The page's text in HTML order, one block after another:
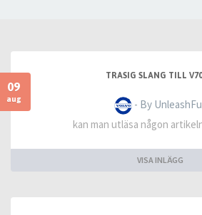
09
aug
TRASIG SLANG TILL
- By
kan man utläsa någon
VISA INLÄGG